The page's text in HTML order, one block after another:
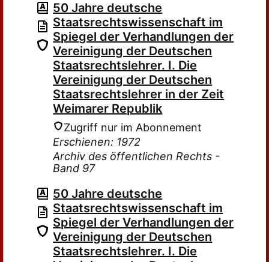
50 Jahre deutsche
Staatsrechtswissenschaft im
Spiegel der Verhandlungen der
Vereinigung der Deutschen
Staatsrechtslehrer. I. Die
Vereinigung der Deutschen
Staatsrechtslehrer in der Zeit
Weimarer Republik
Zugriff nur im Abonnement
Erschienen: 1972
Archiv des öffentlichen Rechts -
Band 97
50 Jahre deutsche
Staatsrechtswissenschaft im
Spiegel der Verhandlungen der
Vereinigung der Deutschen
Staatsrechtslehrer. I. Die